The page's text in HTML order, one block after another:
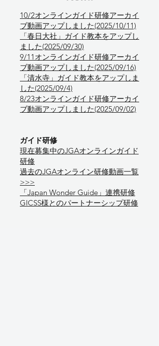
10/2オンラインガイド研修アーカイ
ブ動画アップしました(2025/10/11)
「春日大社」ガイド教本をアップし
ました(2025/09/30)
9/11オンラインガイド研修アーカイ
ブ動画アップしました(2025/09/16)
「清水寺」ガイド教本をアップしま
した(2025/09/4)
8/23オンラインガイド研修アーカイ
ブ動画アップしました(2025/09/02)
ガイド研修
​現在募集中のJGAオンラインガイド
研修
過去のJGAオンライン研修動画一覧
>>>
「Japan Wonder Guide」連携研修
GICSS様とのパートナーシップ研修